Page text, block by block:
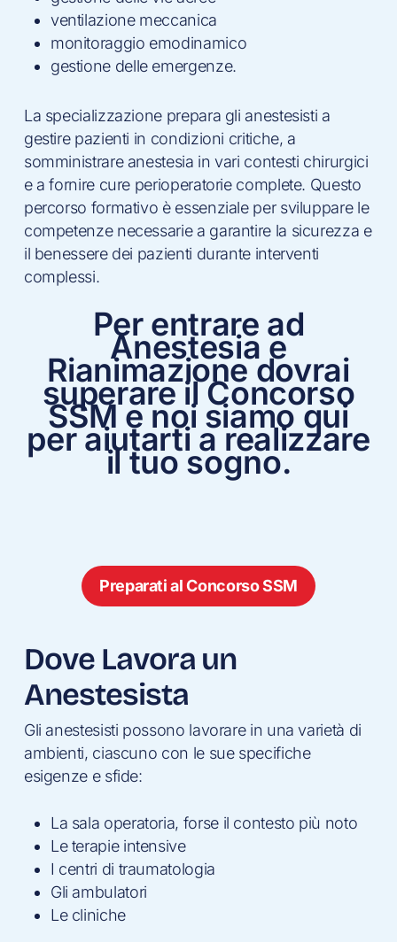
ventilazione meccanica
monitoraggio emodinamico
gestione delle emergenze.
La specializzazione prepara gli anestesisti a
gestire pazienti in condizioni critiche, a
somministrare anestesia in vari contesti chirurgici
e a fornire cure perioperatorie complete. Questo
percorso formativo è essenziale per sviluppare le
competenze necessarie a garantire la sicurezza e
il benessere dei pazienti durante interventi
complessi.
Per entrare ad
Anestesia e
Rianimazione dovrai
superare il Concorso
SSM e noi siamo qui
per aiutarti a realizzare
il tuo sogno.
Preparati al Concorso SSM
Dove Lavora un
Anestesista
Gli anestesisti possono lavorare in una varietà di
ambienti, ciascuno con le sue specifiche
esigenze e sfide:
La sala operatoria, forse il contesto più noto
Le terapie intensive
I centri di traumatologia
Gli ambulatori
Le cliniche